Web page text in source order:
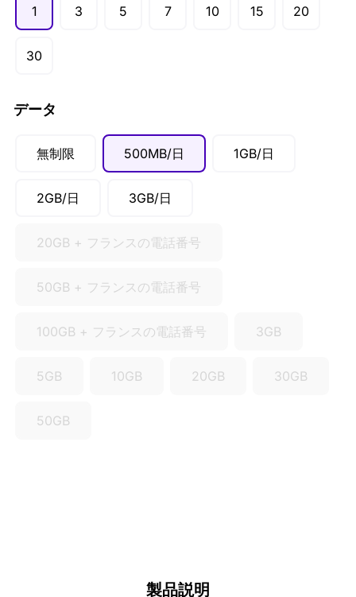
GBP (£)
1 3 5 7 10 15 20
30
データ
無制限 500MB/日 1GB/日
2GB/日 3GB/日
20GB + フランスの電話番号
50GB + フランスの電話番号
100GB + フランスの電話番号 3GB
5GB 10GB 20GB 30GB
50GB
製品説明